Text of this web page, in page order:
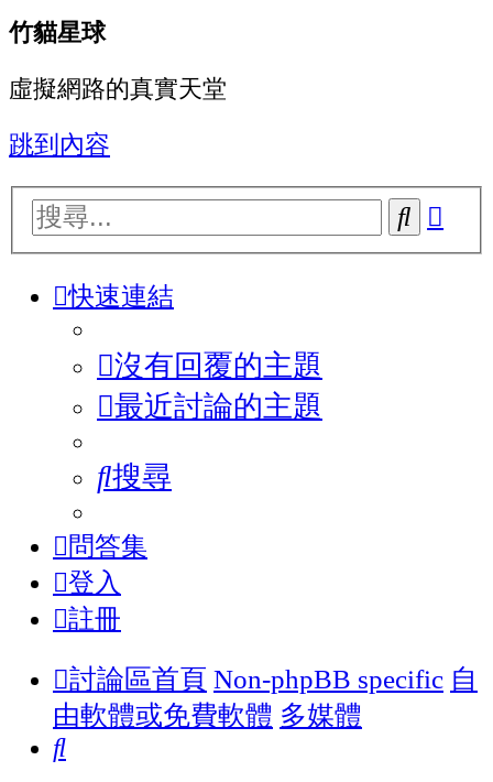
竹貓星球
虛擬網路的真實天堂
跳到內容
搜
尋階
快速連結
沒有回覆的主題
最近討論的主題
搜尋
問答集
登入
註冊
討論區首頁 Non-phpBB specific 自
由軟體或免費軟體 多媒體
搜